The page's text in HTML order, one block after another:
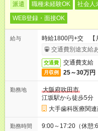
派遣 職種未経験OK 社会人
WEB登録・面接OK
給与
時給1800円+交 【
交通費別途支給
交通費 交通費支給
月収例 25～30万円
勤務地
大阪府吹田市
江坂駅から徒歩5分
大手歯科医療関連
勤務時間 9:00～17:20（休